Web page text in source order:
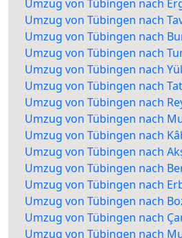
Umzug von Tübingen nach
Umzug von Tübingen nach
Umzug von Tübingen nach
Umzug von Tübingen nach
Umzug von Tübingen nach
Umzug von Tübingen nach
Umzug von Tübingen nach
Umzug von Tübingen nach
Umzug von Tübingen nach
Umzug von Tübingen nach
Umzug von Tübingen nach
Umzug von Tübingen nach
Umzug von Tübingen nach
Umzug von Tübingen nach
Umzug von Tübingen nach